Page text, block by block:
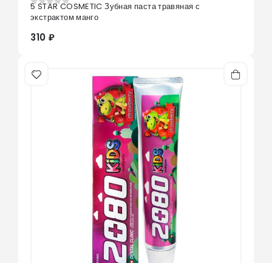
0 из 5
5 STAR COSMETIC Зубная паста травяная с
экстрактом манго
310 ₽